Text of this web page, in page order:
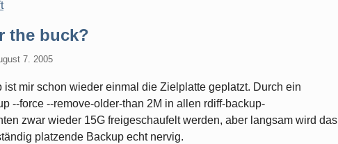
the buck?
7. 2005
ist mir schon wieder einmal die Zielplatte geplatzt. Durch ein
--force --remove-older-than 2M in allen rdiff-backup-
zwar wieder 15G freigeschaufelt werden, aber langsam wird das
platzende Backup echt nervig.